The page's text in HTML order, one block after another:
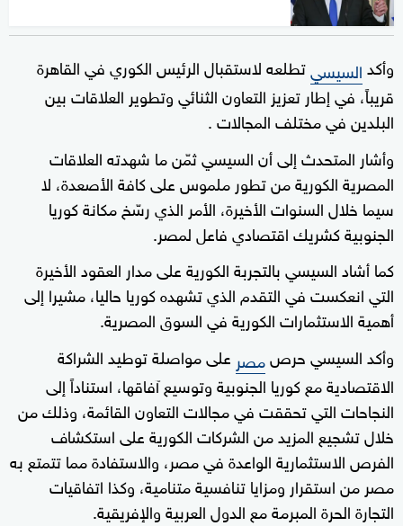
وأكدالسيسيتطلعه لاستقبال الرئيس الكوري في القاهرة
قريباً، في إطار تعزيز التعاون الثنائي وتطوير العلاقات بين
البلدين في مختلف المجالات .
وأشار المتحدث إلى أن السيسي ثمّن ما شهدته العلاقات
المصرية الكورية من تطور ملموس على كافة الأصعدة، لا
سيما خلال السنوات الأخيرة، الأمر الذي رسّخ مكانة كوريا
الجنوبية كشريك اقتصادي فاعل لمصر.
كما أشاد السيسي بالتجربة الكورية على مدار العقود الأخيرة
التي انعكست في التقدم الذي تشهده كوريا حاليا، مشيرا إلى
أهمية الاستثمارات الكورية في السوق المصرية.
وأكد السيسي حرصمصر على مواصلة توطيد الشراكة
الاقتصادية مع كوريا الجنوبية وتوسيع آفاقها، استناداً إلى
النجاحات التي تحققت في مجالات التعاون القائمة، وذلك من
خلال تشجيع المزيد من الشركات الكورية على استكشاف
الفرص الاستثمارية الواعدة في مصر، والاستفادة مما تتمتع به
مصر من استقرار ومزايا تنافسية متنامية، وكذا اتفاقيات
التجارة الحرة المبرمة مع الدول العربية والإفريقية.